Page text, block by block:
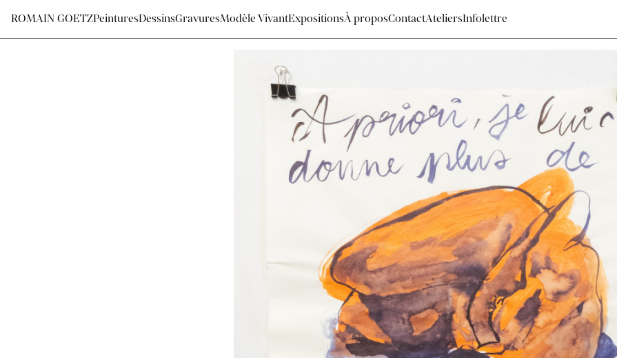
ROMAIN GOETZPeinturesDessinsGravuresModèle VivantExpositionsÀ proposContactAteliersInfolettre